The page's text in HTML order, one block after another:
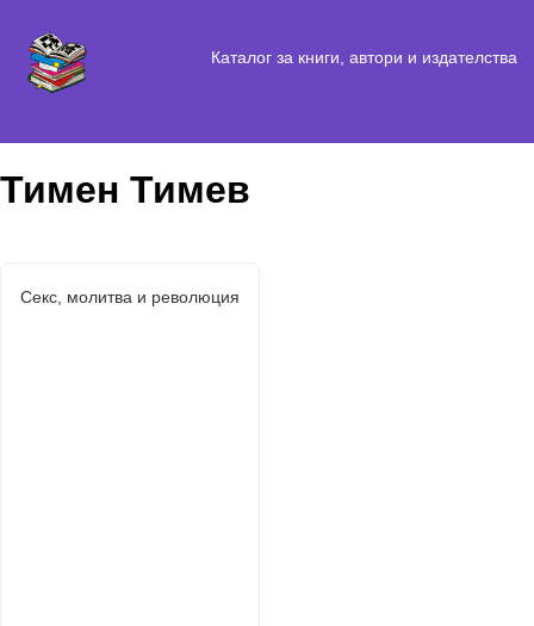
Каталог за книги, автори и издателства
Тимен Тимев
Секс, молитва и революция